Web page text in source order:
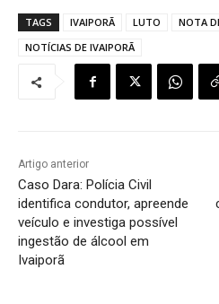
TAGS IVAIPORÃ LUTO NOTA
NOTÍCIAS DE IVAIPORÃ
Artigo anterior
Caso Dara: Polícia Civil
identifica condutor, apreende
veículo e investiga possível
ingestão de álcool em
Ivaiporã